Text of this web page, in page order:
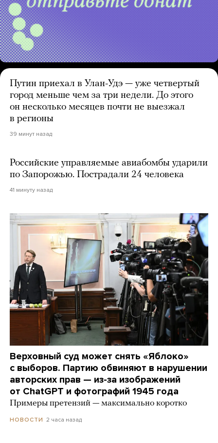
Путин приехал в Улан-Удэ — уже четвертый
город меньше чем за три недели. До этого
он несколько месяцев почти не выезжал
в регионы
39 минут назад
Российские управляемые авиабомбы ударили
по Запорожью. Пострадали 24 человека
41 минуту назад
Верховный суд может снять «Яблоко»
с выборов. Партию обвиняют в нарушении
авторских прав — из-за изображений
от ChatGPT и фотографий 1945 года
Примеры претензий — максимально коротко
НОВОСТИ 2 часа назад